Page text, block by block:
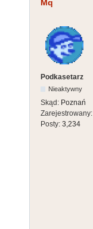
Mq
Podkasetarz
Nieaktywny
Skąd: Poznań
Zarejestrowany:
Posty: 3,234